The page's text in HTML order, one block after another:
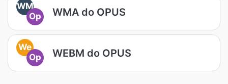
WM
Op
WMA do OPUS
We
Op
WEBM do OPUS